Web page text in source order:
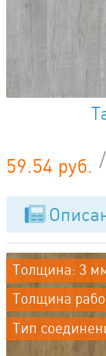
59.54 руб.
Толщина: 3
Толщина
Тип